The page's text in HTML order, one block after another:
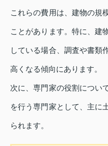
これらの費用は、建物の規
ことがあります。特に、建
している場合、調査や書類
高くなる傾向にあります。
次に、専門家の役割につい
を行う専門家として、主に
られます。